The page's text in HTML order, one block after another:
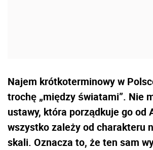
Najem krótkoterminowy w
trochę „między światami”. Nie
ustawy, która porządkuje go od
wszystko zależy od charakteru
skali. Oznacza to, że ten sam